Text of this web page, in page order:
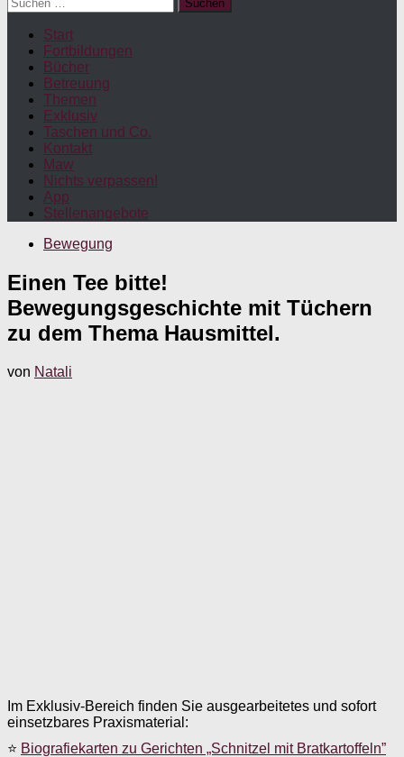
nach:
Start
Fortbildungen
Bücher
Betreuung
Themen
Exklusiv
Taschen und Co.
Kontakt
Maw
Nichts verpassen!
App
Stellenangebote
Bewegung
Einen Tee bitte!
Bewegungsgeschichte mit Tüchern
zu dem Thema Hausmittel.
von Natali
Im Exklusiv-Bereich finden Sie ausgearbeitetes und sofort
einsetzbares Praxismaterial:
⭐ Biografiekarten zu Gerichten „Schnitzel mit Bratkartoffeln”